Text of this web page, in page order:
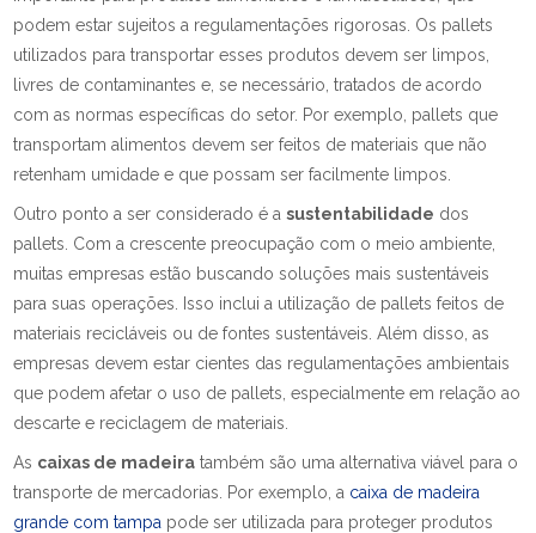
podem estar sujeitos a regulamentações rigorosas. Os pallets
utilizados para transportar esses produtos devem ser limpos,
livres de contaminantes e, se necessário, tratados de acordo
com as normas específicas do setor. Por exemplo, pallets que
transportam alimentos devem ser feitos de materiais que não
retenham umidade e que possam ser facilmente limpos.
Outro ponto a ser considerado é asustentabilidade dos
pallets. Com a crescente preocupação com o meio ambiente,
muitas empresas estão buscando soluções mais sustentáveis
para suas operações. Isso inclui a utilização de pallets feitos de
materiais recicláveis ou de fontes sustentáveis. Além disso, as
empresas devem estar cientes das regulamentações ambientais
que podem afetar o uso de pallets, especialmente em relação ao
descarte e reciclagem de materiais.
As caixas de madeira também são uma alternativa viável para o
transporte de mercadorias. Por exemplo, a caixa de madeira
grande com tampa pode ser utilizada para proteger produtos